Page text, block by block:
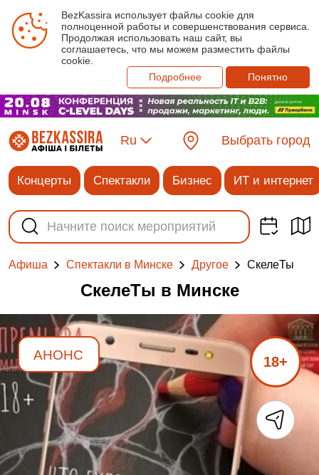
BezKassira использует файлы cookie для
полноценной работы и совершенствования сервиса.
Продолжая использовать наш сайт, вы
соглашаетесь, что мы можем разместить файлы
cookie.
Подробнее
Понятно
Ru Выбрать город
Концерты Спектакли Бизнес ИТ и интернет
Афиша Спектакли в Минске Другое СкелеТы
СкелеТы в Минске
АНОНС 18+